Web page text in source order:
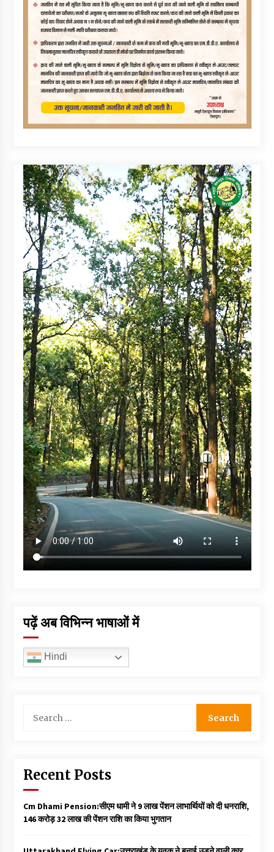
पढ़ें अब विभिन्न भाषाओं में
Hindi
for:
Recent Posts
Cm Dhami Pension:सीएम धामी ने 9 लाख पेंशन लाभार्थियों को दी धनराशि, ₹
146 करोड़ 32 लाख की पेंशन राशि का किया भुगतान